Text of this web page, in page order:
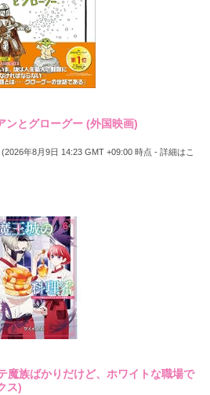
ンとグローグー (外国映画)
(2026年8月9日 14:23 GMT +09:00 時点 -詳細はこ
魔族ばかりだけど、ホワイトな職場で
ス)